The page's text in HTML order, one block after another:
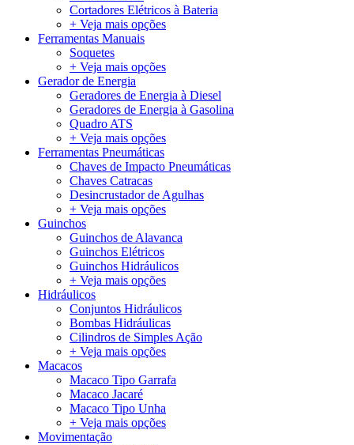
Cortadores Elétricos à Bateria
+ Veja mais opções
Ferramentas Manuais
Soquetes
+ Veja mais opções
Gerador de Energia
Geradores de Energia à Diesel
Geradores de Energia à Gasolina
Quadro ATS
+ Veja mais opções
Ferramentas Pneumáticas
Chaves de Impacto Pneumáticas
Chaves Catracas
Desincrustador de Agulhas
+ Veja mais opções
Guinchos
Guinchos de Alavanca
Guinchos Elétricos
Guinchos Hidráulicos
+ Veja mais opções
Hidráulicos
Conjuntos Hidráulicos
Bombas Hidráulicas
Cilindros de Simples Ação
+ Veja mais opções
Macacos
Macaco Tipo Garrafa
Macaco Jacaré
Macaco Tipo Unha
+ Veja mais opções
Movimentação